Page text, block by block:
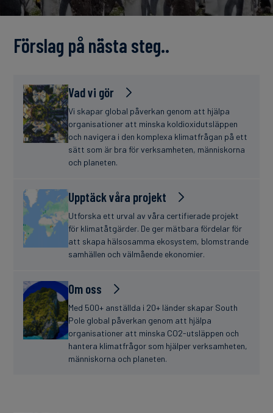
finanser
Förslag på nästa steg..
Vad vi gör
Vi skapar global påverkan genom att hjälpa
organisationer att minska koldioxidutsläppen
och navigera i den komplexa klimatfrågan på ett
sätt som är bra för verksamheten, människorna
och planeten.
Upptäck våra projekt
Utforska ett urval av våra certifierade projekt
för klimatåtgärder. De ger mätbara fördelar för
att skapa hälsosamma ekosystem, blomstrande
samhällen och välmående ekonomier.
Om oss
Med 500+ anställda i 20+ länder skapar South
Pole global påverkan genom att hjälpa
organisationer att minska CO2-utsläppen och
hantera klimatfrågor som hjälper verksamheten,
människorna och planeten.